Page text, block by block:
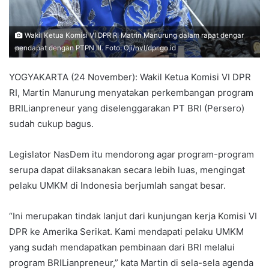
Wakil Ketua Komisi VI DPR RI Matrin Manurung dalam rapat dengar
pendapat dengan PTPN III. Foto: Oji/nvl/dpr.go.id
YOGYAKARTA (24 November): Wakil Ketua Komisi VI DPR
RI, Martin Manurung menyatakan perkembangan program
BRILianpreneur yang diselenggarakan PT BRI (Persero)
sudah cukup bagus.
Legislator NasDem itu mendorong agar program-program
serupa dapat dilaksanakan secara lebih luas, mengingat
pelaku UMKM di Indonesia berjumlah sangat besar.
“Ini merupakan tindak lanjut dari kunjungan kerja Komisi VI
DPR ke Amerika Serikat. Kami mendapati pelaku UMKM
yang sudah mendapatkan pembinaan dari BRI melalui
program BRILianpreneur,” kata Martin di sela-sela agenda